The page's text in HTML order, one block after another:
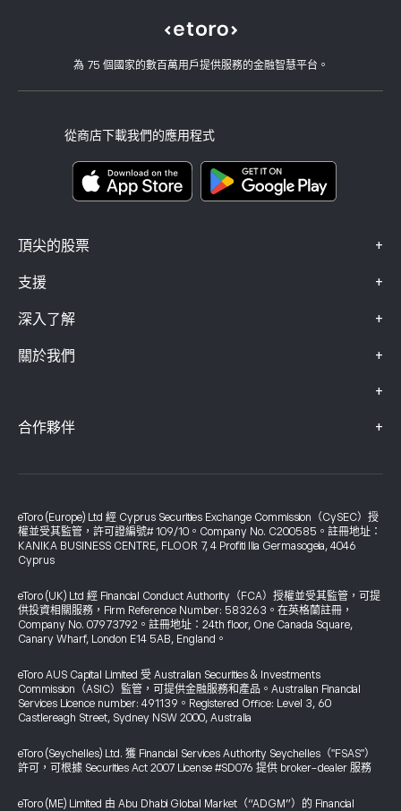
為 75 個國家的數百萬用戶提供服務的金融智慧平台。
從商店下載我們的應用程式
頂尖的股票 +
支援 +
用戶端漏洞
深入了解 +
關於我們 +
我們的辦事處
+
風險揭露
關鍵資訊文件
投訴資料（FCA 客戶）
合作夥伴 +
投資保險
eToro (Europe) Ltd 經 Cyprus Securities Exchange Commission（CySEC）授
權並受其監管，許可證編號# 109/10。Company No. C200585。註冊地址：
KANIKA BUSINESS CENTRE, FLOOR 7, 4 Profiti Ilia Germasogeia, 4046
Cyprus
eToro (UK) Ltd 經 Financial Conduct Authority（FCA）授權並受其監管，可提
供投資相關服務，Firm Reference Number: 583263。在英格蘭註冊，
Company No. 07973792。註冊地址：24th floor, One Canada Square,
Canary Wharf, London E14 5AB, England。
eToro AUS Capital Limited 受 Australian Securities & Investments
Commission（ASIC）監管，可提供金融服務和產品。Australian Financial
Services Licence number: 491139。Registered Office: Level 3, 60
Castlereagh Street, Sydney NSW 2000, Australia
eToro (Seychelles) Ltd. 獲 Financial Services Authority Seychelles（"FSAS"）
許可，可根據 Securities Act 2007 License #SD076 提供 broker-dealer 服務
eToro (ME) Limited 由 Abu Dhabi Global Market（“ADGM”）的 Financial